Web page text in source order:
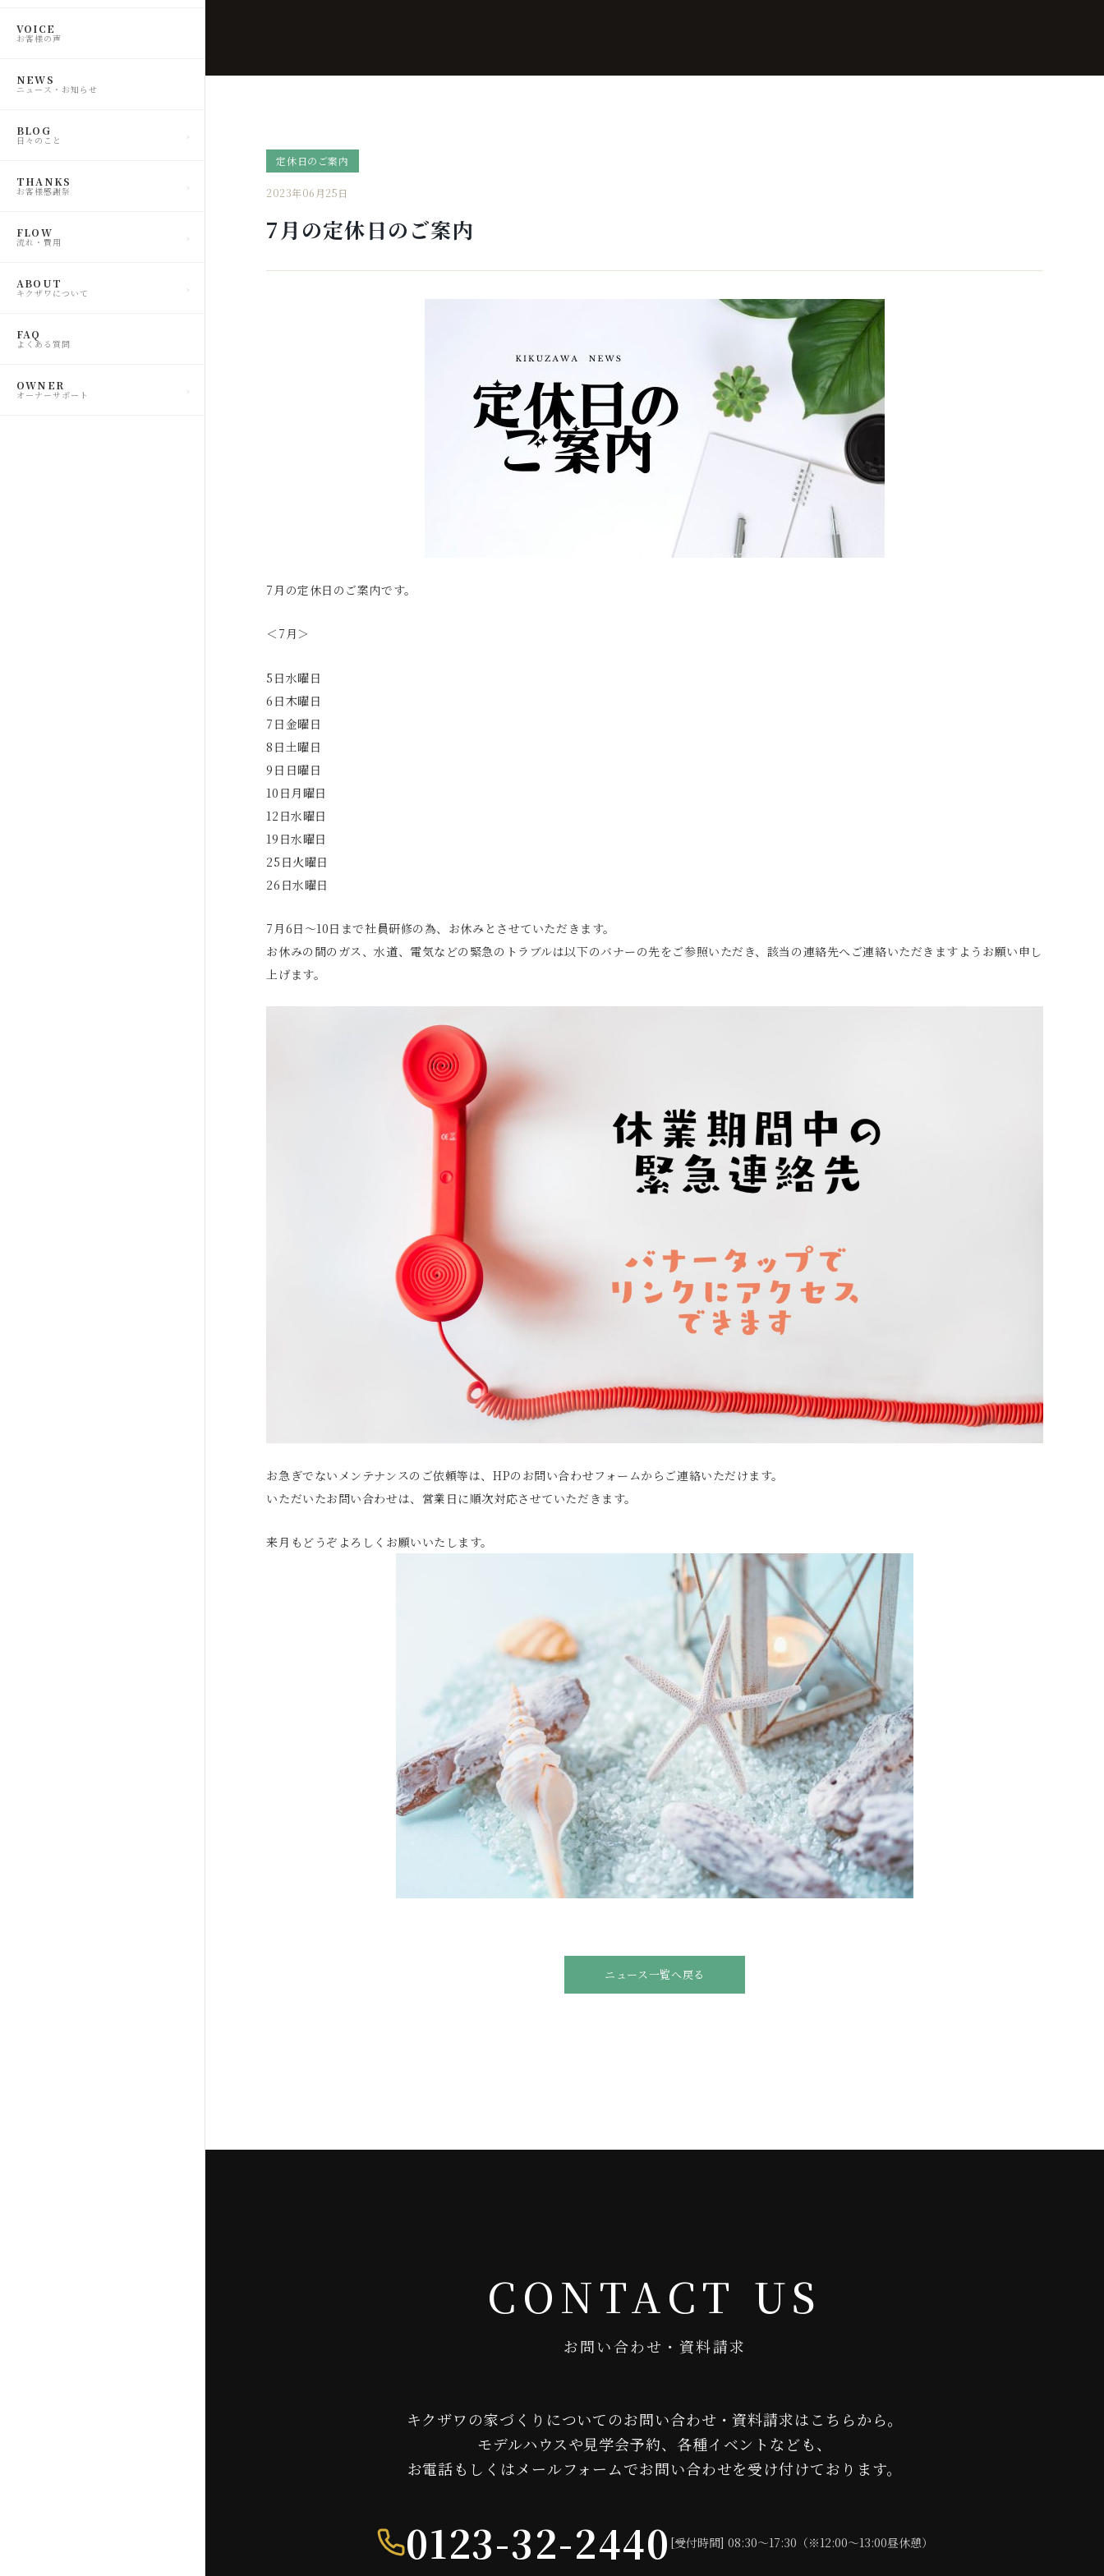
VOICE
お客様の声
NEWS
ニュース・お知らせ
BLOG
日々のこと
THANKS
お客様感謝祭
FLOW
流れ・費用
ABOUT
キクザワについて
FAQ
よくある質問
OWNER
オーナーサポート
定休日のご案内
2023年06月25日
7月の定休日のご案内
7月の定休日のご案内です。
＜7月＞
5日水曜日
6日木曜日
7日金曜日
8日土曜日
9日日曜日
10日月曜日
12日水曜日
19日水曜日
25日火曜日
26日水曜日
7月6日～10日まで社員研修の為、お休みとさせていただきます。
お休みの間のガス、水道、電気などの緊急のトラブルは以下のバナーの先をご参照いただき、該当の連絡先へご連絡いただきますようお願い申し
上げます。
お急ぎでないメンテナンスのご依頼等は、HPのお問い合わせフォームからご連絡いただけます。
いただいたお問い合わせは、営業日に順次対応させていただきます。
来月もどうぞよろしくお願いいたします。
ニュース一覧へ戻る
CONTACT US
お問い合わせ・資料請求
キクザワの家づくりについてのお問い合わせ・資料請求はこちらから。
モデルハウスや見学会予約、各種イベントなども、
お電話もしくはメールフォームでお問い合わせを受け付けております。
0123-32-2440 [受付時間] 08:30〜17:30（※12:00〜13:00昼休憩）